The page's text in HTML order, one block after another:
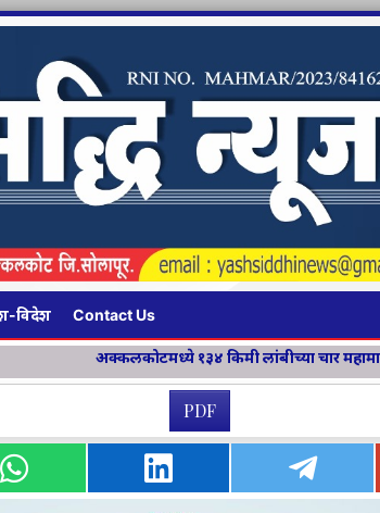
विदेश Contact Us
१३४ किमी लांबीच्या चार महामार्ग प्रकल्पांचे भूमिपूजन
PDF